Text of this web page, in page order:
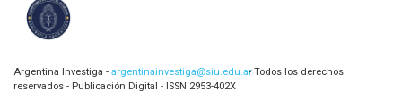
Argentina Investiga - argentinainvestiga@siu.edu.ar- Todos los derechos
reservados - Publicación Digital - ISSN 2953-402X